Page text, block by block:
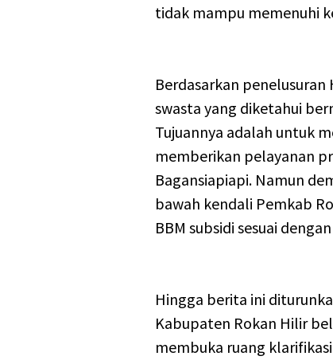
tidak mampu memenuhi
Berdasarkan
swasta yang diketahui
Tujuannya adalah untuk
memberikan pelayanan
Bagansiapiapi. Namun
bawah kendali Pemkab
BBM subsidi sesuai
Hingga berita ini
Kabupaten Rokan Hilir
membuka ruang